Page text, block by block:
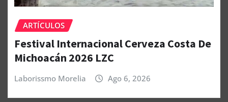
ARTÍCULOS
Festival Internacional Cerveza Costa De
Michoacán 2026 LZC
Laborissmo Morelia Ago 6, 2026